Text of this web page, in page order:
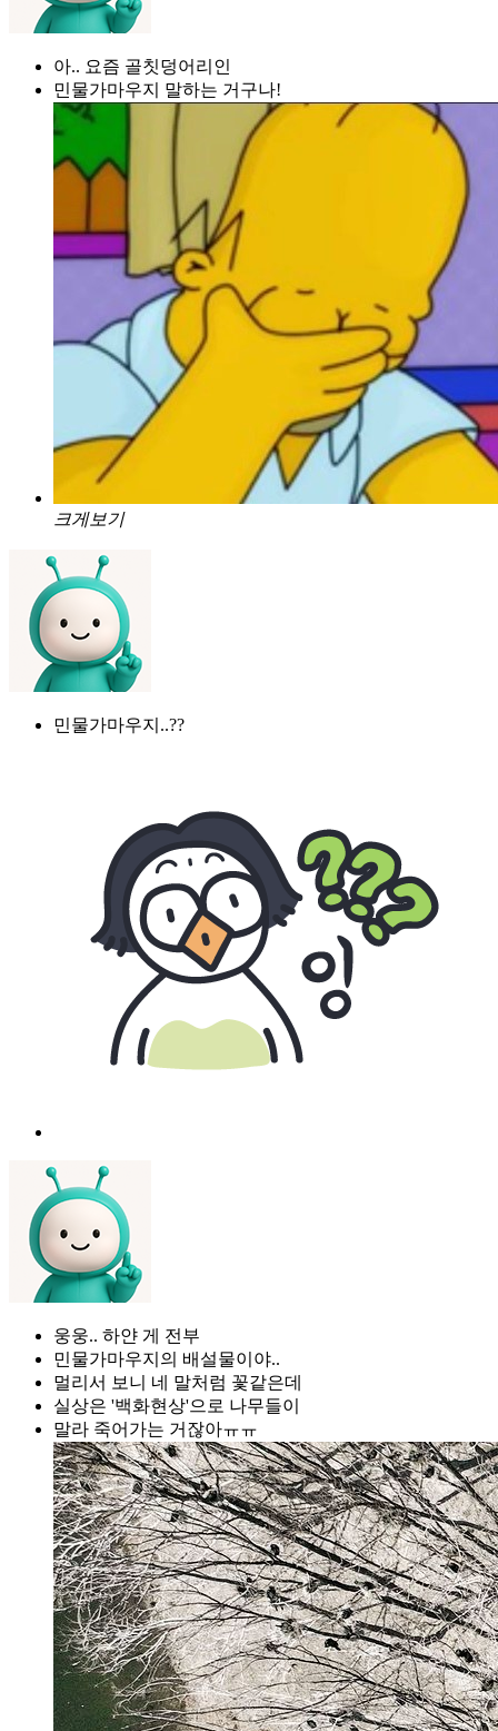
아.. 요즘 골칫덩어리인
민물가마우지 말하는 거구나!
크게보기
민물가마우지..??
웅웅.. 하얀 게 전부
민물가마우지의 배설물이야..
멀리서 보니 네 말처럼 꽃같은데
실상은 '백화현상'으로 나무들이
말라 죽어가는 거잖아ㅠㅠ